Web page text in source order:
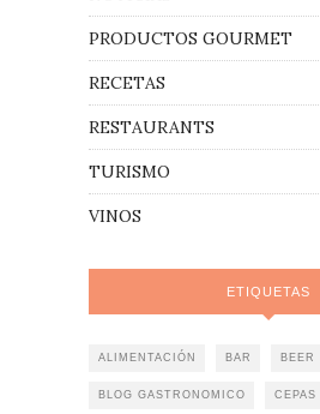
PRODUCTOS GOURMET
RECETAS
RESTAURANTS
TURISMO
VINOS
ETIQUETAS
ALIMENTACIÓN BAR BEER
BLOG GASTRONOMICO CEPAS